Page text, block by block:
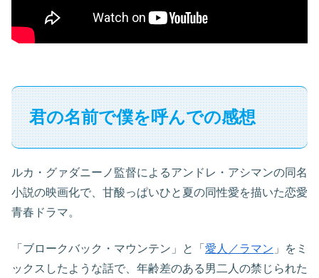
君の名前で僕を呼んでの感想
ルカ・グァダニーノ監督によるアンドレ・アシマンの同名
小説の映画化で、甘酸っぱいひと夏の同性愛を描いた恋愛
青春ドラマ。
「ブロークバック・マウンテン」と「 愛人／ラマン 」をミ
ックスしたような話で、年齢差のある男二人の禁じられた